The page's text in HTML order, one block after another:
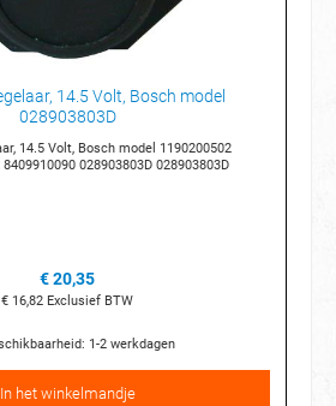
14.5 Volt, Bosch model
028903803D
14.5 Volt, Bosch model 1190200502
028903803D 028903803D
€ 20,35
€ 16,82 Exclusief BTW
1-2 werkdagen
In het winkelmandje